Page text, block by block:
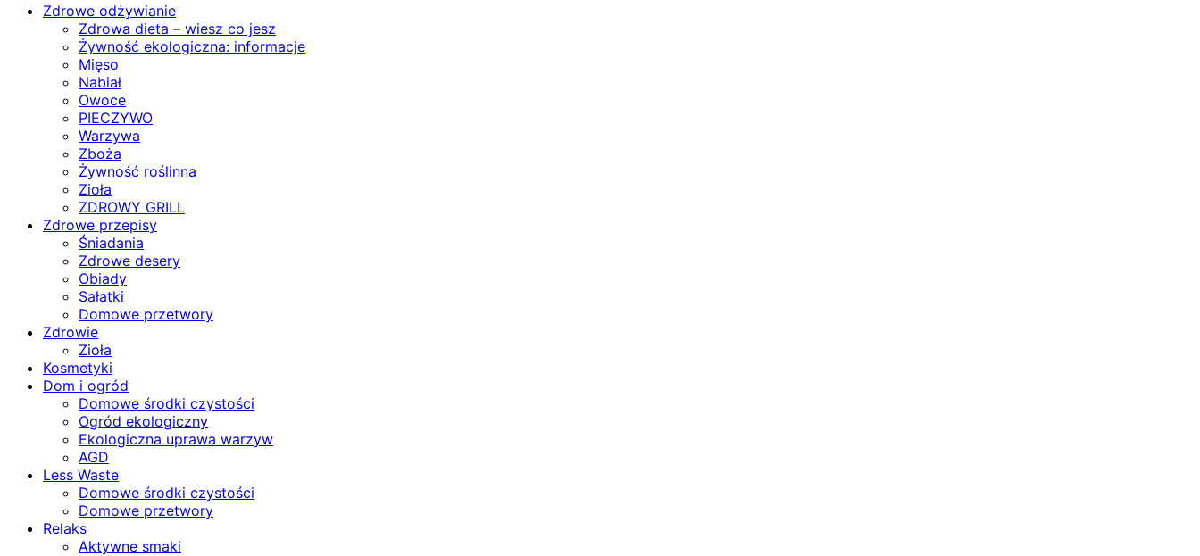
Zdrowe odżywianie
Zdrowa dieta – wiesz co jesz
Żywność ekologiczna: informacje
Mięso
Nabiał
Owoce
PIECZYWO
Warzywa
Zboża
Żywność roślinna
Zioła
ZDROWY GRILL
Zdrowe przepisy
Śniadania
Zdrowe desery
Obiady
Sałatki
Domowe przetwory
Zdrowie
Zioła
Kosmetyki
Dom i ogród
Domowe środki czystości
Ogród ekologiczny
Ekologiczna uprawa warzyw
AGD
Less Waste
Domowe środki czystości
Domowe przetwory
Relaks
Aktywne smaki